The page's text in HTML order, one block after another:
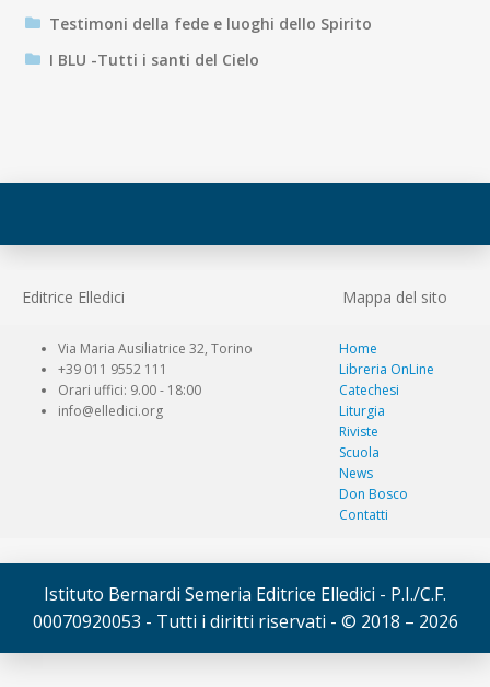
Testimoni della fede e luoghi dello Spirito
I BLU -Tutti i santi del Cielo
Editrice Elledici Mappa del sito
Via Maria Ausiliatrice 32, Torino
+39 011 9552 111
Orari uffici: 9.00 - 18:00
info@elledici.org
Home
Libreria OnLine
Catechesi
Liturgia
Riviste
Scuola
News
Don Bosco
Contatti
Istituto Bernardi Semeria Editrice Elledici - P.I./C.F.
00070920053 - Tutti i diritti riservati - © 2018 – 2026